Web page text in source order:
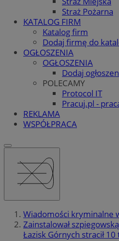
Straż Pożarna
KATALOG FIRM
Katalog firm
Dodaj firmę do
OGŁOSZENIA
OGŁOSZENIA
Dodaj
POLECAMY
Protocol IT
Pracuj.pl -
REKLAMA
WSPÓŁPRACA
Wiadomości kryminalne
Zainstalował
Łazisk Górnych stracił 10